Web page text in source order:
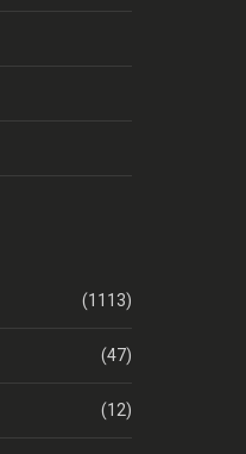
(1113)
(47)
(12)